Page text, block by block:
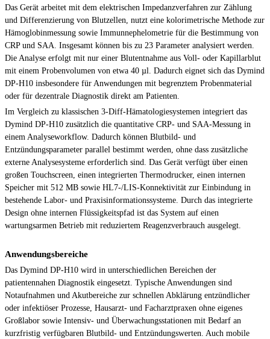
Das Gerät arbeitet mit dem elektrischen Impedanzverfahren zur Zählung
und Differenzierung von Blutzellen, nutzt eine kolorimetrische Methode zur
Hämoglobinmessung sowie Immunnephelometrie für die Bestimmung von
CRP und SAA. Insgesamt können bis zu 23 Parameter analysiert werden.
Die Analyse erfolgt mit nur einer Blutentnahme aus Voll- oder Kapillarblut
mit einem Probenvolumen von etwa 40 µl. Dadurch eignet sich das Dymind
DP-H10 insbesondere für Anwendungen mit begrenztem Probenmaterial
oder für dezentrale Diagnostik direkt am Patienten.
Im Vergleich zu klassischen 3-Diff-Hämatologiesystemen integriert das
Dymind DP-H10 zusätzlich die quantitative CRP- und SAA-Messung in
einem Analyseworkflow. Dadurch können Blutbild- und
Entzündungsparameter parallel bestimmt werden, ohne dass zusätzliche
externe Analysesysteme erforderlich sind. Das Gerät verfügt über einen
großen Touchscreen, einen integrierten Thermodrucker, einen internen
Speicher mit 512 MB sowie HL7-/LIS-Konnektivität zur Einbindung in
bestehende Labor- und Praxisinformationssysteme. Durch das integrierte
Design ohne internen Flüssigkeitspfad ist das System auf einen
wartungsarmen Betrieb mit reduziertem Reagenzverbrauch ausgelegt.
Anwendungsbereiche
Das Dymind DP-H10 wird in unterschiedlichen Bereichen der
patientennahen Diagnostik eingesetzt. Typische Anwendungen sind
Notaufnahmen und Akutbereiche zur schnellen Abklärung entzündlicher
oder infektiöser Prozesse, Hausarzt- und Facharztpraxen ohne eigenes
Großlabor sowie Intensiv- und Überwachungsstationen mit Bedarf an
kurzfristig verfügbaren Blutbild- und Entzündungswerten. Auch mobile